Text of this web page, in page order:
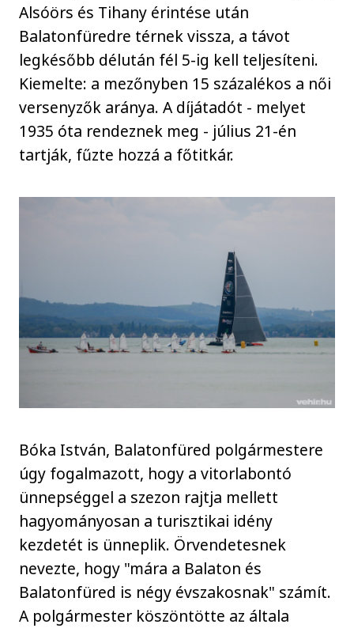
Alsóörs és Tihany érintése után
Balatonfüredre térnek vissza, a távot
legkésőbb délután fél 5-ig kell teljesíteni.
Kiemelte: a mezőnyben 15 százalékos a női
versenyzők aránya. A díjátadót - melyet
1935 óta rendeznek meg - július 21-én
tartják, fűzte hozzá a főtitkár.
Bóka István, Balatonfüred polgármestere
úgy fogalmazott, hogy a vitorlabontó
ünnepséggel a szezon rajtja mellett
hagyományosan a turisztikai idény
kezdetét is ünneplik. Örvendetesnek
nevezte, hogy "mára a Balaton és
Balatonfüred is négy évszakosnak" számít.
A polgármester köszöntötte az általa